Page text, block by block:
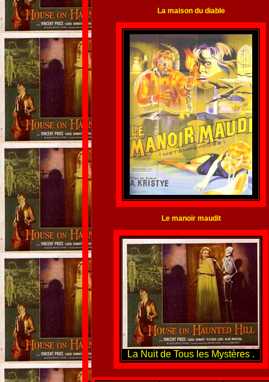
La maison du diable
Le manoir maudit
La Nuit de Tous les Mystères .